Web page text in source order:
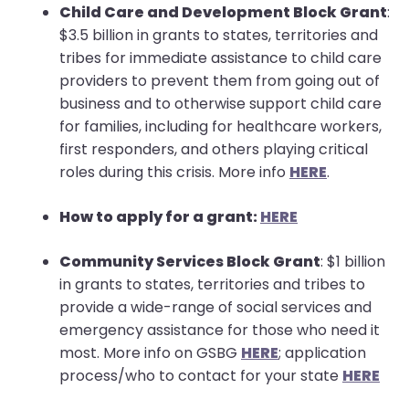
Child Care and Development Block Grant:
$3.5 billion in grants to states, territories and
tribes for immediate assistance to child care
providers to prevent them from going out of
business and to otherwise support child care
for families, including for healthcare workers,
first responders, and others playing critical
roles during this crisis. More info HERE.
How to apply for a grant:HERE
Community Services Block Grant: $1 billion
in grants to states, territories and tribes to
provide a wide-range of social services and
emergency assistance for those who need it
most. More info on GSBG HERE; application
process/who to contact for your state HERE